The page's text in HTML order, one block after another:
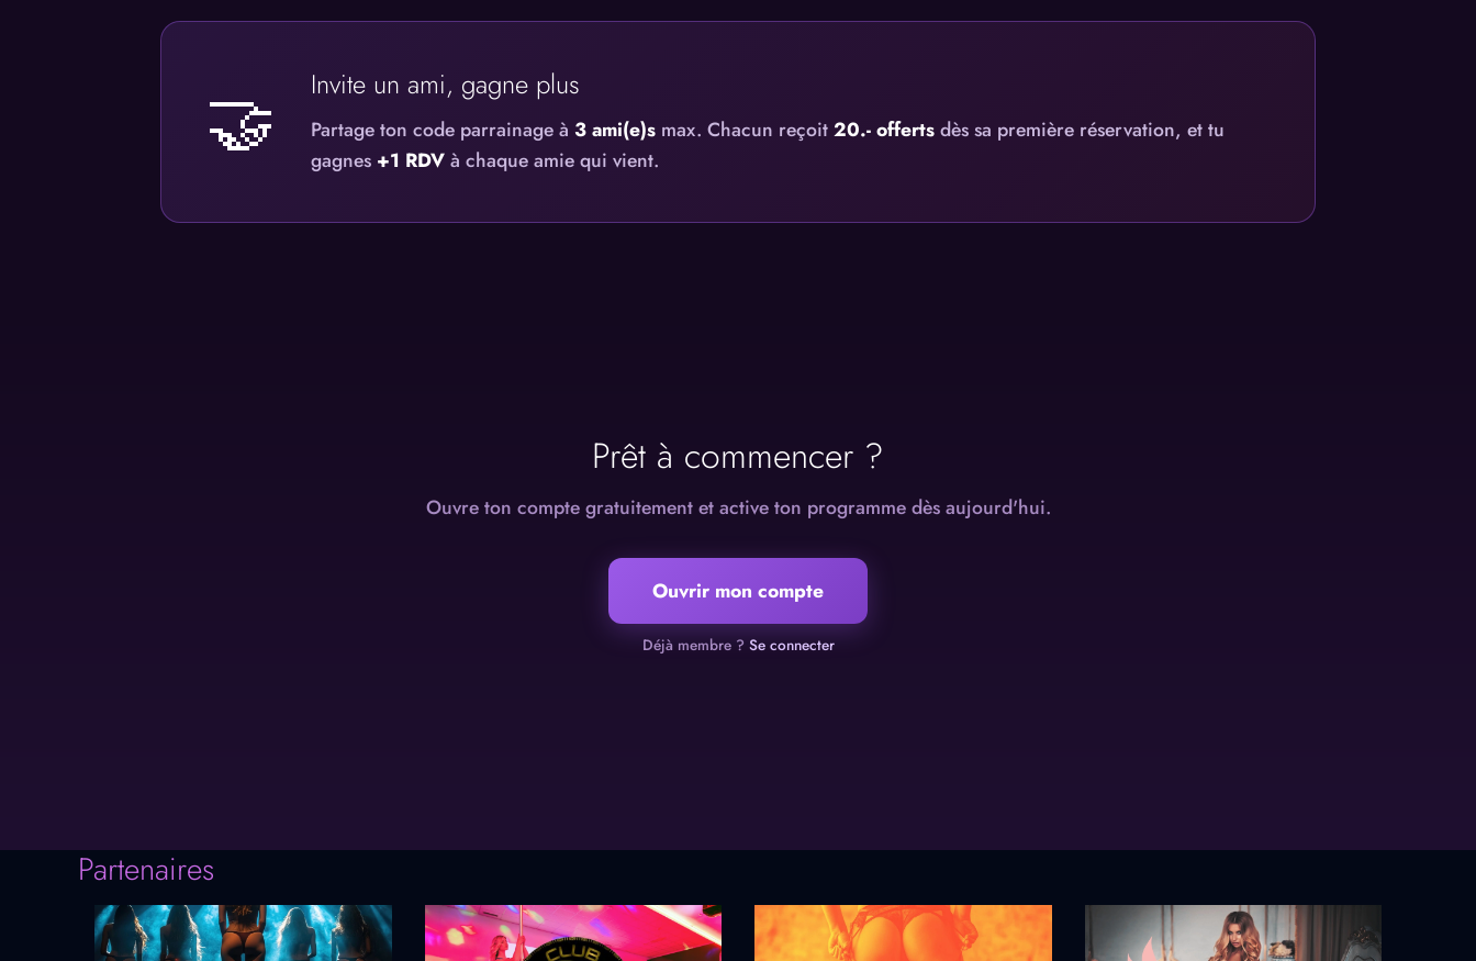
🤝 Invite un ami, gagne plus
Partage ton code parrainage à 3 ami(e)s max. Chacun reçoit20.- offertsdès sa première réservation, et tu
gagnes +1 RDVà chaque amie qui vient.
Prêt à commencer ?
Ouvre ton compte gratuitement et active ton programme dès aujourd'hui.
Ouvrir mon compte
Déjà membre ? Se connecter
Partenaires